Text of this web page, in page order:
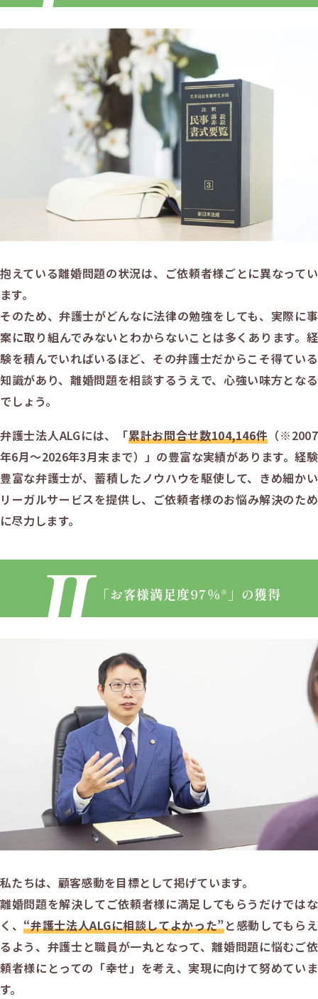
抱えている離婚問題の状況は、ご依頼者様ごとに異なってい
ます。
そのため、弁護士がどんなに法律の勉強をしても、実際に事
案に取り組んでみないとわからないことは多くあります。経
験を積んでいればいるほど、その弁護士だからこそ得ている
知識があり、離婚問題を相談するうえで、心強い味方となる
でしょう。
弁護士法人ALGには、「累計お問合せ数104,146件 （※2007
年6月～2026年3月末まで）」の豊富な実績があります。経験
豊富な弁護士が、蓄積したノウハウを駆使して、きめ細かい
リーガルサービスを提供し、ご依頼者様のお悩み解決のため
に尽力します。
「お客様満足度97％ ※ 」 の獲得
私たちは、顧客感動を目標として掲げています。
離婚問題を解決してご依頼者様に満足してもらうだけではな
く、“弁護士法人ALGに相談してよかった”と感動してもらえ
るよう、弁護士と職員が一丸となって、離婚問題に悩むご依
頼者様にとっての「幸せ」を考え、実現に向けて努めていま
す。